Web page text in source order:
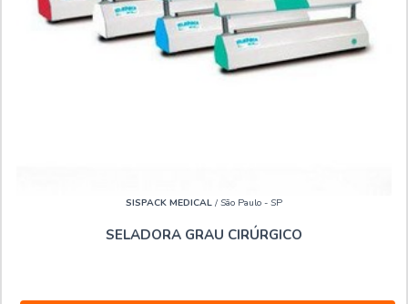
SISPACK MEDICAL / São Paulo - SP
SELADORA GRAU CIRÚRGICO